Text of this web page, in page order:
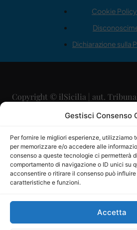
Gestisci Consenso
Per fornire le migliori esperienze, utilizziamo
per memorizzare e/o accedere alle
consenso a queste tecnologie ci permetterà
comportamento di navigazione o ID unici su
acconsentire o ritirare il consenso può
caratteristiche e funzioni.
Accetta
Cookie Policy
Dichiarazione sulla
Copyright © ilSicilia | aut.
29/09/2015
Direttore Editoriale:
Direttore Responsabile:
P.IVA:
Mercurio Comunicazione